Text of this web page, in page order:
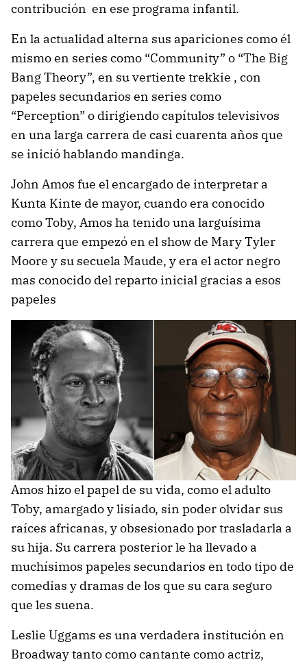
contribución en ese programa infantil.
En la actualidad alterna sus apariciones como él
mismo en series como “Community” o “The Big
Bang Theory”, en su vertiente trekkie , con
papeles secundarios en series como
“Perception” o dirigiendo capítulos televisivos
en una larga carrera de casi cuarenta años que
se inició hablando mandinga.
John Amos fue el encargado de interpretar a
Kunta Kinte de mayor, cuando era conocido
como Toby, Amos ha tenido una larguísima
carrera que empezó en el show de Mary Tyler
Moore y su secuela Maude, y era el actor negro
mas conocido del reparto inicial gracias a esos
papeles
Amos hizo el papel de su vida, como el adulto
Toby, amargado y lisiado, sin poder olvidar sus
raíces africanas, y obsesionado por trasladarla a
su hija. Su carrera posterior le ha llevado a
muchísimos papeles secundarios en todo tipo de
comedias y dramas de los que su cara seguro
que les suena.
Leslie Uggams es una verdadera institución en
Broadway tanto como cantante como actriz,